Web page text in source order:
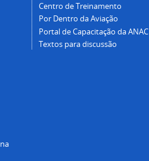
Centro de Treinamento
Por Dentro da Aviação
Portal de Capacitação da ANAC
Textos para discussão